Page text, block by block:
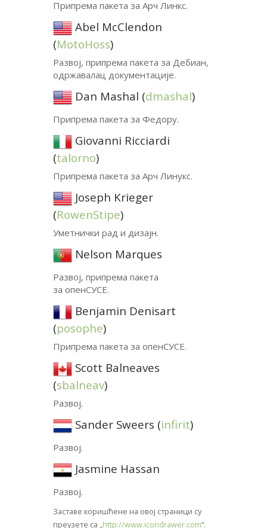
Припрема пакета за Арч Линкс.
Abel McClendon
(MotoHoss)
Развој, припрема пакета за Дебиан,
одржавалац документације.
Dan Mashal (dmashal)
Припрема пакета за Федору.
Giovanni Ricciardi
(talorno)
Припрема пакета за Арч Линукс.
Joseph Krieger
(RowenStipe)
Уметнички рад и дизајн.
Nelson Marques
Развој, припрема пакета
за опенСУСЕ.
Benjamin Denisart
(posophe)
Припрема пакета за опенСУСЕ.
Scott Balneaves
(sbalneav)
Развој.
Sander Sweers (infirit)
Развој.
Jasmine Hassan
Развој.
Заставе коришћене на овој страници су
преузете са „http://www.icondrawer.com“.